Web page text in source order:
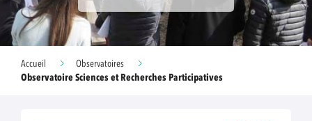
Accueil
Observatoires
Observatoire Sciences et Recherches Participatives